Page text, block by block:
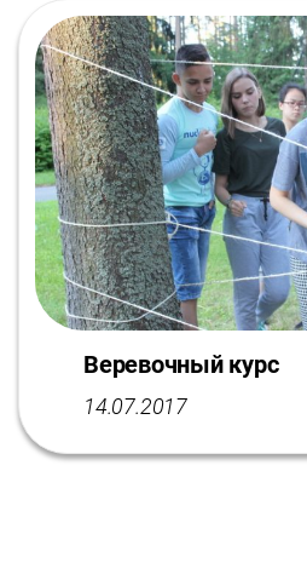
Веревочный курс
14.07.2017